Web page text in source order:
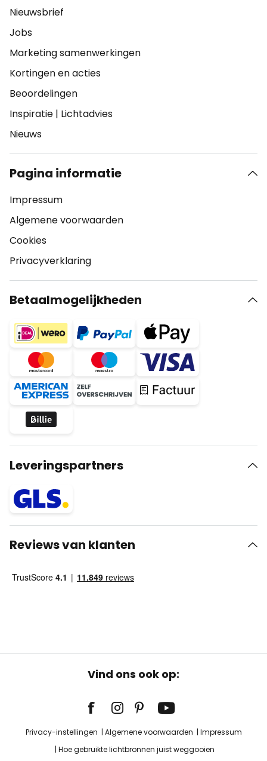
Nieuwsbrief
Jobs
Marketing samenwerkingen
Kortingen en acties
Beoordelingen
Inspiratie | Lichtadvies
Nieuws
Pagina informatie
Impressum
Algemene voorwaarden
Cookies
Privacyverklaring
Betaalmogelijkheden
Leveringspartners
Reviews van klanten
Vind ons ook op:
Privacy-instellingen Algemene voorwaarden
Impressum
Hoe gebruikte lichtbronnen juist weggooien